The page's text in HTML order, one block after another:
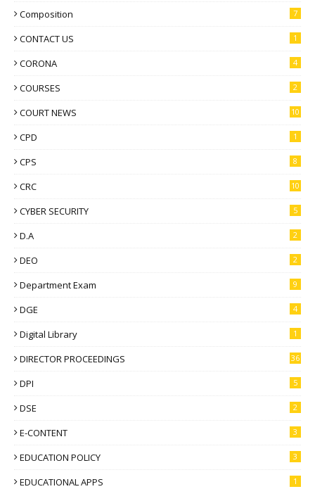
Composition 7
CONTACT US 1
CORONA 4
COURSES 2
COURT NEWS 10
CPD 1
CPS 8
CRC 10
CYBER SECURITY 5
D.A 2
DEO 2
Department Exam 9
DGE 4
Digital Library 1
DIRECTOR PROCEEDINGS 36
DPI 5
DSE 2
E-CONTENT 3
EDUCATION POLICY 3
EDUCATIONAL APPS 1